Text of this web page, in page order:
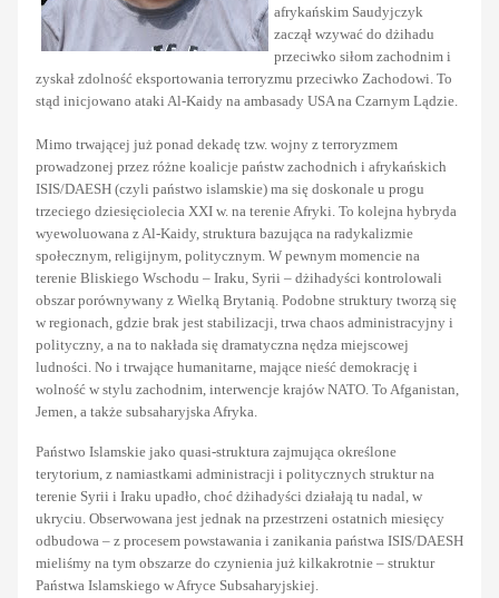
afrykańskim Saudyjczyk
zaczął wzywać do dżihadu
przeciwko siłom zachodnim i
zyskał zdolność eksportowania terroryzmu przeciwko Zachodowi. To
stąd inicjowano ataki Al-Kaidy na ambasady USA na Czarnym Lądzie.
Mimo trwającej już ponad dekadę tzw. wojny z terroryzmem
prowadzonej przez różne koalicje państw zachodnich i afrykańskich
ISIS/DAESH (czyli państwo islamskie) ma się doskonale u progu
trzeciego dziesięciolecia XXI w. na terenie Afryki. To kolejna hybryda
wyewoluowana z Al-Kaidy, struktura bazująca na radykalizmie
społecznym, religijnym, politycznym. W pewnym momencie na
terenie Bliskiego Wschodu – Iraku, Syrii – dżihadyści kontrolowali
obszar porównywany z Wielką Brytanią. Podobne struktury tworzą się
w regionach, gdzie brak jest stabilizacji, trwa chaos administracyjny i
polityczny, a na to nakłada się dramatyczna nędza miejscowej
ludności. No i trwające humanitarne, mające nieść demokrację i
wolność w stylu zachodnim, interwencje krajów NATO. To Afganistan,
Jemen, a także subsaharyjska Afryka.
Państwo Islamskie jako quasi-struktura zajmująca określone
terytorium, z namiastkami administracji i politycznych struktur na
terenie Syrii i Iraku upadło, choć dżihadyści działają tu nadal, w
ukryciu. Obserwowana jest jednak na przestrzeni ostatnich miesięcy
odbudowa – z procesem powstawania i zanikania państwa ISIS/DAESH
mieliśmy na tym obszarze do czynienia już kilkakrotnie – struktur
Państwa Islamskiego w Afryce Subsaharyjskiej.